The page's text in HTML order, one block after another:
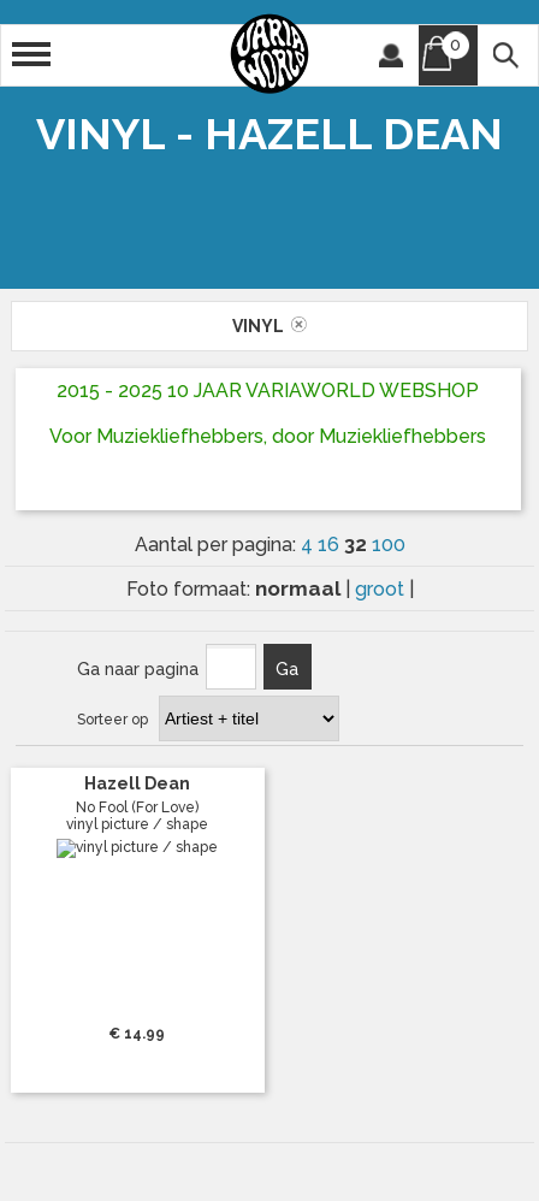
0
VINYL - HAZELL DEAN
VINYL
2015 - 2025 10 JAAR VARIAWORLD WEBSHOP
Voor Muziekliefhebbers, door Muziekliefhebbers
Aantal per pagina: 4 16 32 100
Foto formaat: normaal groot
Ga naar pagina Ga
Sorteer op
Hazell Dean
No Fool (For Love)
vinyl picture / shape
€ 14.99